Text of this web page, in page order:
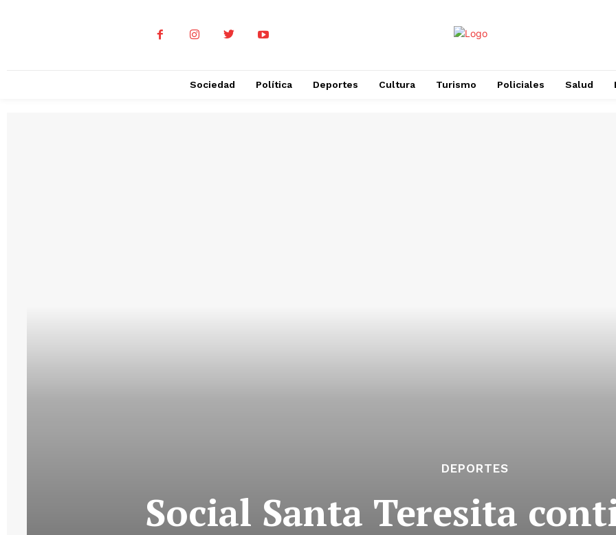
Sociedad Política Deportes Cultura Turismo Policiales Salud
DEPORTES
Social Santa Teresita